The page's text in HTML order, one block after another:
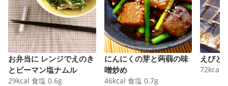
お弁当に レンジでえのき
とピーマン塩ナムル
29kcal 食塩 0.6g
にんにくの芽と蒟蒻の味
噌炒め
46kcal 食塩 0.7g
えびと
72kcal